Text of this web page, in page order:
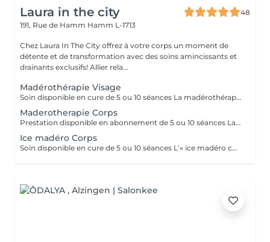
Laura in the city
48
191, Rue de Hamm Hamm L-1713
Chez Laura In The City offrez à votre corps un moment de
détente et de transformation avec des soins amincissants et
drainants exclusifs! Allier rela...
Madérothérapie Visage
Soin disponible en cure de 5 ou 10 séances La madérothérapie visage se différencie de toutes les autres techniques de massage facial. C'est un massage totalement naturel, permettant de remodeler, d'affiner le visage, de réduire et d'évacuer les toxines, d'améliorer la nutrition et la libre circulation énergétique. Bienfaits sur la peau et le teint: -Anti-âge : Stimule la production de collagène et d'élastine, raffermit la peau et réduit l'apparence des rides et ridules. -Tonifiant : Tonifie les muscles du visage pour améliorer la fermeté et prévenir le relâchement cutané. -Défatigant : Réduit visiblement les poches, les cernes et les traits tirés, donnant un regard plus reposé. -Éclat : Illumine le teint et améliore l'aspect général de la peau grâce à une meilleure circulation sanguine et une élimination des toxines.
Maderotherapie Corps
Prestation disponible en abonnement de 5 ou 10 séances La madérothérapie est un massage qui vise spécifiquement la cellulite. Cette thérapie par le bois utilise des instruments, comme des roues crantées, pour masser les tissus adipeux et favoriser l'élimination de la graisse et de la cellulite. Ce massage est agréable à recevoir et complet. Il draine, lisse et sculpte. 1 zone = jambes entières ou ventre/dos/bras
Ice madéro Corps
Soin disponible en cure de 5 ou 10 séances L'« ice madéro corps » est une technique de soin esthétique qui combine la madérothérapie (massage avec des outils en bois) avec des instruments givrés ou métalliques. Ce soin vise à raffermir, drainer et tonifier le corps en combinant les effets du froid, qui stimule la circulation et la dépense calorique, avec les bienfaits remodelants et détoxifiants de la madérothérapie. Fonctionnement: -Froid : L'utilisation d'instruments froids et de produits spécifiques (comme une "Ice'Crème" à base de plantes, d'huiles essentielles et d'argiles) déclenche un processus de thermogénèse. -Thermogénèse : Le corps dépense de l'énergie pour se réchauffer, mobilisant ainsi les graisses et contribuant à un effet amincissant et sculptant. -Madérothérapie : Les outils en bois ou en métal sont utilisés pour masser, drainer et remodeler le corps. -Résultats : Cela permet de stimuler la circulation sanguine et lymphatique, de réduire la cellulite, de lisser la peau et d'apporter une sensation de légèreté et de détente. Bienfaits: -Remodelage et raffermissement : Aide à sculpter le corps et à améliorer l'élasticité de la peau. -Drainage et détox : Améliore la circulation lymphatique et aide à éliminer les toxines. -Réduction de la cellulite : Atténue l'effet peau d'orange. -Détente : Apaise les tensions physiques et procure une sensation de relaxation profonde. -Stimulation métabolique : Le froid augmente la dépense calorique et favorise le déstockage des graisses. 1 zone = bas ou haut du corps